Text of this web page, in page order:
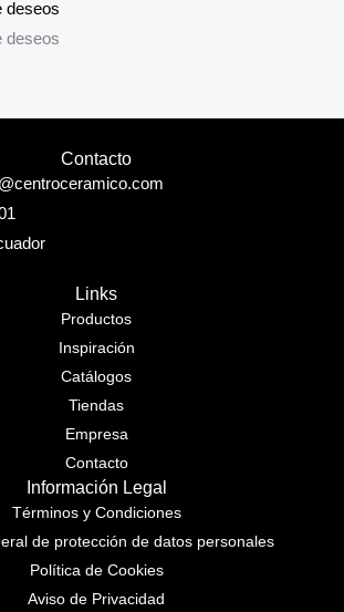
deseos
deseos
Contacto
Links
Productos
Inspiración
Catálogos
Tiendas
Empresa
Contacto
Información Legal
Términos y Condiciones
de protección de datos personales
Política de Cookies
Aviso de Privacidad